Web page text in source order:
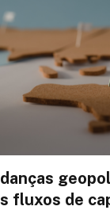
fluxos de